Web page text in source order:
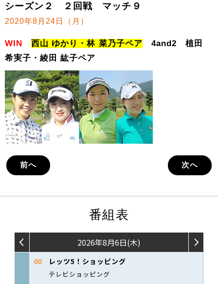
シーズン２ ２回戦 マッチ９
2020年8月24日（月）
WIN 西山 ゆかり・林 菜乃子ペア 4and2 植田
希実子・綾田 紘子ペア
前へ 次へ
番組表